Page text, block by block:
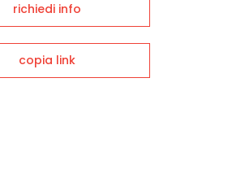
richiedi info
copia link